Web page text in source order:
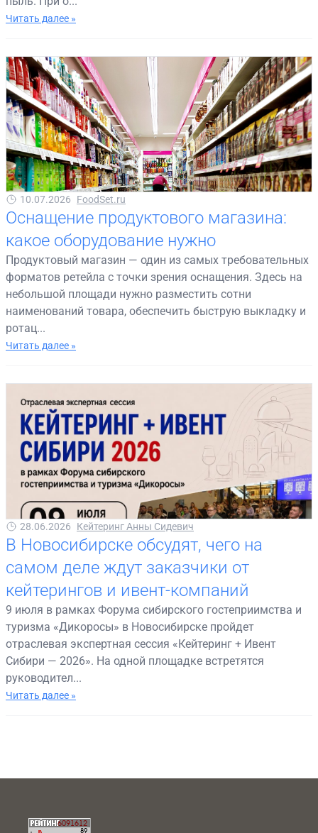
Читать далее »
10.07.2026 FoodSet.ru
Оснащение продуктового магазина:
какое оборудование нужно
Продуктовый магазин — один из самых требовательных
форматов ретейла с точки зрения оснащения. Здесь на
небольшой площади нужно разместить сотни
наименований товара, обеспечить быструю выкладку и
ротац...
Читать далее »
28.06.2026 Кейтеринг Анны Сидевич
В Новосибирске обсудят, чего на
самом деле ждут заказчики от
кейтерингов и ивент-компаний
9 июля в рамках Форума сибирского гостеприимства и
туризма «Дикоросы» в Новосибирске пройдет
отраслевая экспертная сессия «Кейтеринг + Ивент
Сибири — 2026». На одной площадке встретятся
руководител...
Читать далее »